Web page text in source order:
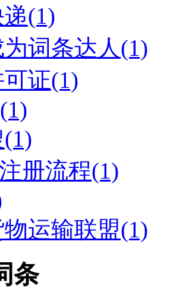
(1)
词条达人(1)
证(1)
册流程(1)
运输联盟(1)
条